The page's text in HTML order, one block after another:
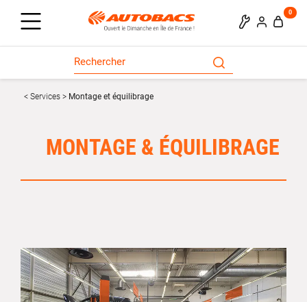
0
Services Montage et équilibrage
MONTAGE & ÉQUILIBRAGE